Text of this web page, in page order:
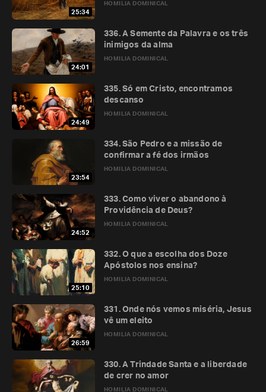
25:34
HOMILIA DOMINICAL
24:01
HOMILIA DOMINICAL
336. A Semente da Palavra e os três
inimigos da alma
24:49
HOMILIA DOMINICAL
335. Só em Cristo, encontramos
descanso
23:54
HOMILIA DOMINICAL
334. São Pedro e a missão de
confirmar a fé dos irmãos
24:52
HOMILIA DOMINICAL
333. Como viver o abandono à
Providência de Deus?
25:10
HOMILIA DOMINICAL
332. O que a escolha dos Doze
Apóstolos nos ensina?
26:59
HOMILIA DOMINICAL
331. Onde nós vemos miséria, Jesus
vê um eleito
HOMILIA DOMINICAL
330. A Trindade Santa e a liberdade
de crer no amor